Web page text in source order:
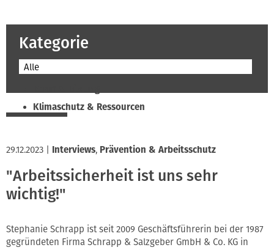
Kategorie
Alle
Klimaschutz & Ressourcen
Soziales & Tarifpolitik
Verband & Innungen
29.12.2023 Interviews, Prävention & Arbeitsschutz
"Arbeitssicherheit ist uns sehr
wichtig!"
Stephanie Schrapp ist seit 2009 Geschäftsführerin bei der 1987
gegründeten Firma Schrapp & Salzgeber GmbH & Co. KG in